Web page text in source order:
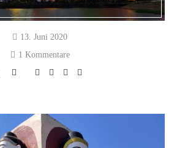
13. Juni 2020
1 Kommentare